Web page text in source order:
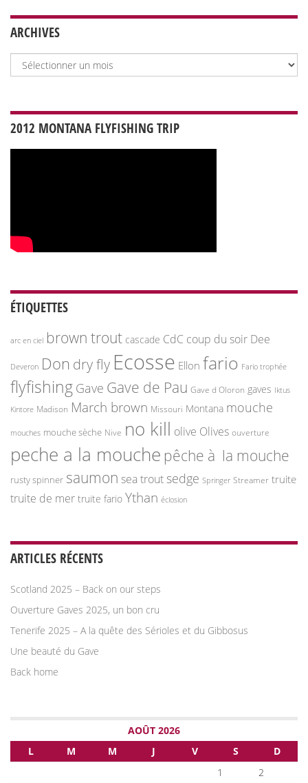
ARCHIVES
Archives
2012 MONTANA FLYFISHING TRIP
ÉTIQUETTES
arc en ciel brown trout cascade CdC coup du soir Dee
Deveron Don dry fly Ecosse Ellon fario Fario trophée
flyfishing Gave Gave de Pau Gave d Oloron gaves Iktus
Kintore Madison March brown Missouri Montana mouche
mouches mouche sèche Nive no kill olive Olives ouverture
peche a la mouche pêche à la mouche
rusty spinner saumon sea trout sedge Springer Streamer truite
truite de mer truite fario Ythan éclosion
ARTICLES RÉCENTS
Scotland 2025 – Back on our steps
Ouverture Gaves 2025, un bon cru
Tenerife 2025 – A la quête des Sérioles et du Gibbosus
Une beauté du Gave
Back home
AOÛT 2026
L
M M J V S
D
1
2